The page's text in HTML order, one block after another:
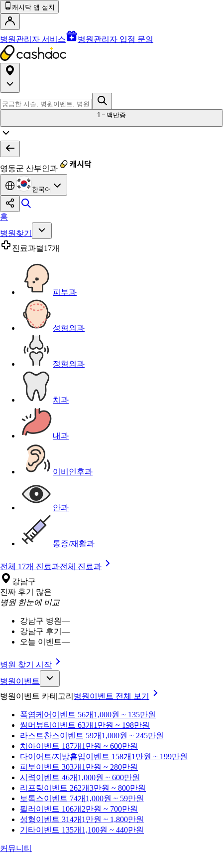
캐시닥 앱 설치
병원관리자 서비스 병원관리자 입점 문의
1 백반증
영동군 산부인과
한국어
홈
병원찾기
진료과별17개
피부과
성형외과
정형외과
치과
내과
이비인후과
안과
통증/재활과
전체 17개 진료과전체 진료과
강남구
진짜 후기 많은
병원 한눈에 비교
강남구 병원—
강남구 후기 —
오늘 이벤트—
병원 찾기 시작
병원이벤트
병원이벤트 카테고리 병원이벤트 전체 보기
폭염케어 이벤트 56개 1,000원 ~ 135만원
썸머뷰티 이벤트 63개 1만원 ~ 198만원
라스트찬스이벤트 59개 1,000원 ~ 245만원
치아이벤트 187개 1만원 ~ 600만원
다이어트/지방흡입이벤트 158개 1만원 ~ 199만원
피부이벤트 303개 1만원 ~ 280만원
시력이벤트 46개 1,000원 ~ 600만원
리프팅이벤트 262개3만원 ~ 800만원
보톡스이벤트 74개 1,000원 ~ 59만원
필러 이벤트 106개 2만원 ~ 700만원
성형이벤트 314개 1만원 ~ 1,800만원
기타이벤트 135개 1,100원 ~ 440만원
커뮤니티